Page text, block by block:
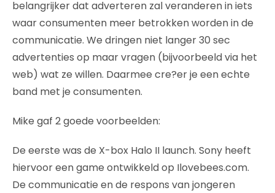
belangrijker dat adverteren zal veranderen in iets
waar consumenten meer betrokken worden in de
communicatie. We dringen niet langer 30 sec
advertenties op maar vragen (bijvoorbeeld via het
web) wat ze willen. Daarmee cre?er je een echte
band met je consumenten.
Mike gaf 2 goede voorbeelden:
De eerste was de X-box Halo II launch. Sony heeft
hiervoor een game ontwikkeld op Ilovebees.com.
De communicatie en de respons van jongeren